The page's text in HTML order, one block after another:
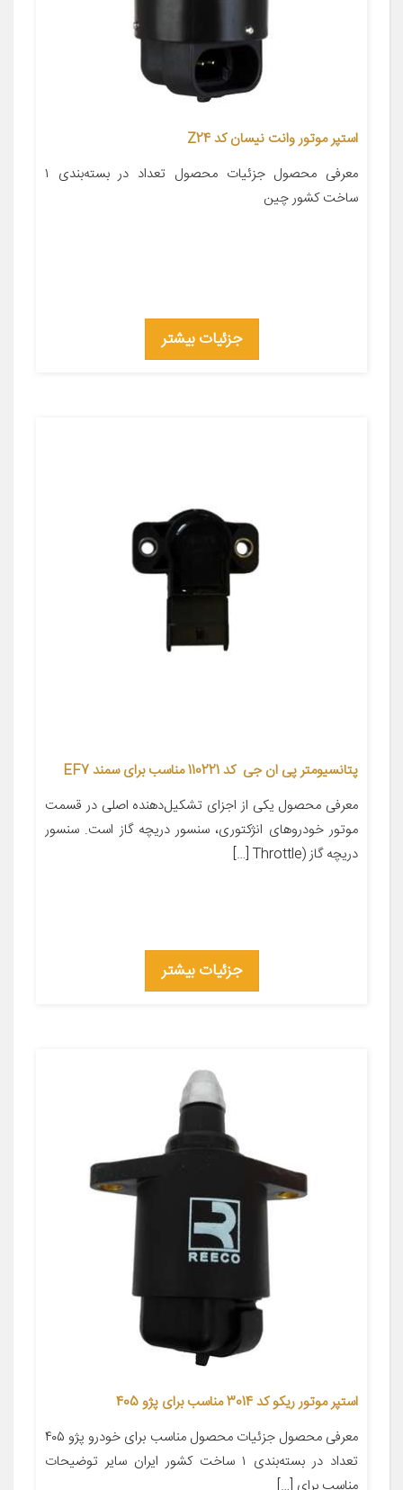
استپر موتور وانت نیسان کد Z24
معرفی محصول جزئیات محصول تعداد در بسته‌بندی ۱
ساخت کشور چین
جزئیات بیشتر
پتانسیومتر پی ان جی کد 110221 مناسب برای سمند EF7
معرفی محصول یکی از اجزای تشکیل‌دهنده اصلی در قسمت
موتور خودروهای انژکتوری، سنسور دریچه گاز است. سنسور
دریچه گاز (Throttle […]
جزئیات بیشتر
استپر موتور ریکو کد 3014 مناسب برای پژو 405
معرفی محصول جزئیات محصول مناسب برای خودرو پژو ۴۰۵
تعداد در بسته‌بندی ۱ ساخت کشور ایران سایر توضیحات